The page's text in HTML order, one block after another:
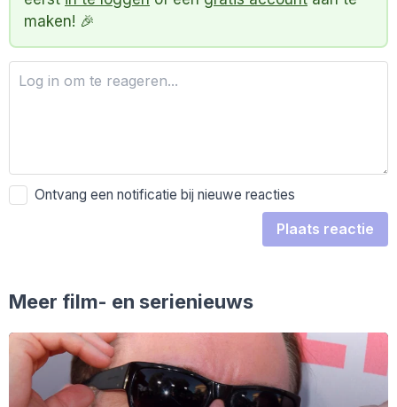
maken! 🎉
Ontvang een notificatie bij nieuwe reacties
Plaats reactie
Meer film- en serienieuws